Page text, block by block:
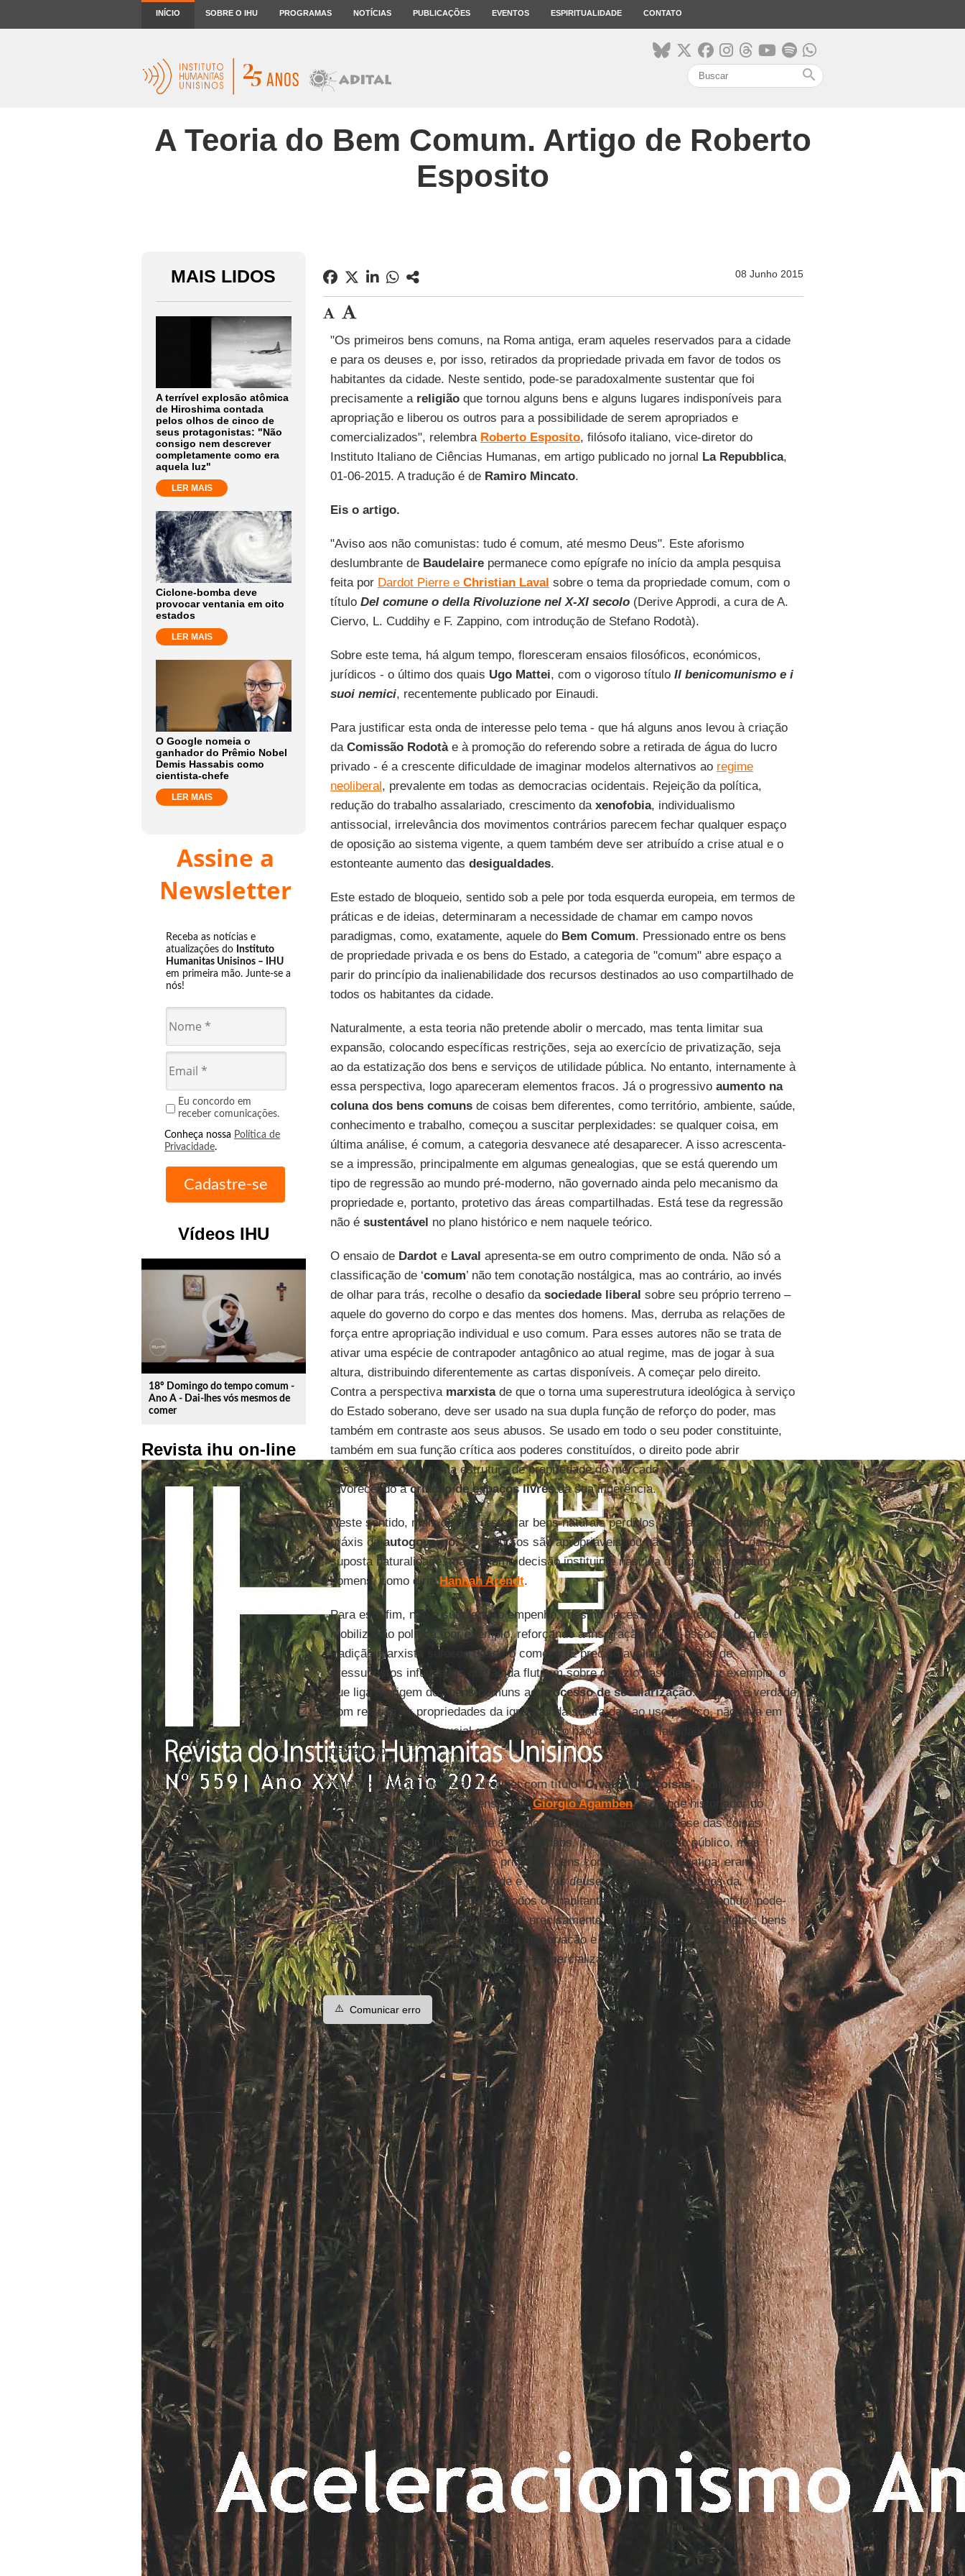
INÍCIO SOBRE O IHU PROGRAMAS NOTÍCIAS PUBLICAÇÕES EVENTOS ESPIRITUALIDADE CONTATO
search
A Teoria do Bem Comum. Artigo de Roberto
Esposito
MAIS LIDOS
A terrível explosão atômica
de Hiroshima contada
pelos olhos de cinco de
seus protagonistas: "Não
consigo nem descrever
completamente como era
aquela luz"
LER MAIS
Ciclone-bomba deve
provocar ventania em oito
estados
LER MAIS
O Google nomeia o
ganhador do Prêmio Nobel
Demis Hassabis como
cientista-chefe
LER MAIS
Assine a
Newsletter
Receba as notícias e
atualizações do Instituto
Humanitas Unisinos – IHU
em primeira mão. Junte-se a
nós!
Eu concordo em
receber comunicações.
Conheça nossa Política de
Privacidade.
Vídeos IHU
play_circle_outline
18º Domingo do tempo comum -
Ano A - Dai-lhes vós mesmos de
comer
Revista ihu on-line
08 Junho 2015
"Os primeiros bens comuns, na Roma antiga, eram aqueles reservados para a cidade
e para os deuses e, por isso, retirados da propriedade privada em favor de todos os
habitantes da cidade. Neste sentido, pode-se paradoxalmente sustentar que foi
precisamente a religiãoque tornou alguns bens e alguns lugares indisponíveis para
apropriação e liberou os outros para a possibilidade de serem apropriados e
comercializados", relembra Roberto Esposito, filósofo italiano, vice-diretor do
Instituto Italiano de Ciências Humanas, em artigo publicado no jornal La Repubblica,
01-06-2015. A tradução é de Ramiro Mincato.
Eis o artigo.
"Aviso aos não comunistas: tudo é comum, até mesmo Deus". Este aforismo
deslumbrante de Baudelairepermanece como epígrafe no início da ampla pesquisa
feita por Dardot Pierree Christian Laval sobre o tema da propriedade comum, com o
título Del comune o della Rivoluzione nel X-XI secolo(Derive Approdi, a cura de A.
Ciervo, L. Cuddihy e F. Zappino, com introdução de Stefano Rodotà).
Sobre este tema, há algum tempo, floresceram ensaios filosóficos, económicos,
jurídicos - o último dos quais Ugo Mattei, com o vigoroso título Il benicomunismo e i
suoi nemici, recentemente publicado por Einaudi.
Para justificar esta onda de interesse pelo tema - que há alguns anos levou à criação
da Comissão Rodotàe à promoção do referendo sobre a retirada de água do lucro
privado - é a crescente dificuldade de imaginar modelos alternativos ao regime
neoliberal, prevalente em todas as democracias ocidentais. Rejeição da política,
redução do trabalho assalariado, crescimento daxenofobia, individualismo
antissocial, irrelevância dos movimentos contrários parecem fechar qualquer espaço
de oposição ao sistema vigente, a quem também deve ser atribuído a crise atual e o
estonteante aumento das desigualdades.
Este estado de bloqueio, sentido sob a pele por toda esquerda europeia, em termos de
práticas e de ideias, determinaram a necessidade de chamar em campo novos
paradigmas, como, exatamente, aquele do Bem Comum. Pressionado entre os bens
de propriedade privada e os bens do Estado, a categoria de "comum" abre espaço a
parir do princípio da inalienabilidade dos recursos destinados ao uso compartilhado de
todos os habitantes da cidade.
Naturalmente, a esta teoria não pretende abolir o mercado, mas tenta limitar sua
expansão, colocando específicas restrições, seja ao exercício de privatização, seja
ao da estatização dos bens e serviços de utilidade pública. No entanto, internamente à
essa perspectiva, logo apareceram elementos fracos. Já o progressivo aumento na
coluna dos bens comunsde coisas bem diferentes, como território, ambiente, saúde,
conhecimento e trabalho, começou a suscitar perplexidades: se qualquer coisa, em
última análise, é comum, a categoria desvanece até desaparecer. A isso acrescenta-
se a impressão, principalmente em algumas genealogias, que se está querendo um
tipo de regressão ao mundo pré-moderno, não governado ainda pelo mecanismo da
propriedade e, portanto, protetivo das áreas compartilhadas. Está tese da regressão
não é sustentável no plano histórico e nem naquele teórico.
O ensaio de Dardote Laval apresenta-se em outro comprimento de onda. Não só a
classificação de ‘comum’ não tem conotação nostálgica, mas ao contrário, ao invés
de olhar para trás, recolhe o desafio da sociedade liberal sobre seu próprio terreno –
aquele do governo do corpo e das mentes dos homens. Mas, derruba as relações de
força entre apropriação individual e uso comum. Para esses autores não se trata de
ativar uma espécie de contrapoder antagônico ao atual regime, mas de jogar à sua
altura, distribuindo diferentemente as cartas disponíveis. A começar pelo direito.
Contra a perspectiva marxistade que o torna uma superestrutura ideológica à serviço
do Estado soberano, deve ser usado na sua dupla função de reforço do poder, mas
também em contraste aos seus abusos. Se usado em todo o seu poder constituinte,
também em sua função crítica aos poderes constituídos, o direito pode abrir
passagens coletivas na estrutura de propriedade do mercado e do Estado,
favorecendo acriação de espaços livresda sua ingerência.
Neste sentido, mais do que restaurar bens naturais perdidos, se trata de ativar uma
práxis deautogoverno. Os recursos são apropriáveis, ou não, não em razão da sua
suposta naturalidade, mas de uma decisão instituinte nascida do agir em conjunto dos
homens, como diriaHannah Arendt.
Para este fim, não é suficiente o empenho, mesmo necessário, em termos de
mobilização política, por exemplo, reforçando a inspiração mútua-associativa que a
tradição marxista sufocou desde o começo. É preciso avaliar uma série de
pressupostos infundados que ainda flutuam sobre o vazio das ideias. Por exemplo, o
que liga a origem dos bens comuns aoprocesso de secularização. Se isso é verdade
com relação às propriedades da igreja ainda subtraídas ao uso público, não leva em
conta um elemento crucial que liga o público não à esfera da laicidade, mas à
da religião.
Num texto publicado pela Quodlibet com título “O valor das coisas”, editado por
Michael Spanò , e com um ensaio deGiorgio Agamben, o grande historiador do
Direito Romano, recentemente falecido, Yan Thomas
traça a gênese das coisas
destinadas ao uso livre de todos os cidadãos, não só no âmbito do público, mas
também para o do sagrado. Os primeiros bens comuns, na Roma antiga, eram
aqueles reservados para a cidade e para os deuses e, por isso, retirados da
propriedade privada em favor de todos os habitantes da cidade. Neste sentido, pode-
se paradoxalmente sustentar que foi precisamente a religiãoque tornou alguns bens
e alguns lugares indisponíveis para apropriação e liberou os outros para a
possibilidade de serem apropriados e comercializados.
⚠️ Comunicar erro